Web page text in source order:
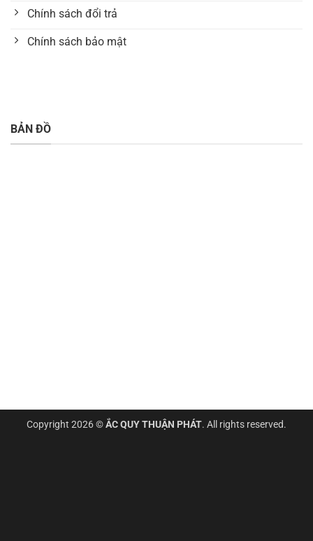
Chính sách đổi trả
Chính sách bảo mật
BẢN ĐỒ
Copyright 2026 ©ẮC QUY THUẬN PHÁT. All rights reserved.